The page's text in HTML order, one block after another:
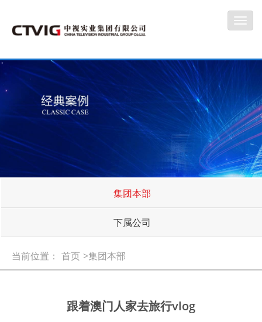
集团本部
下属公司
当前位置： 首页 >集团本部
跟着澳门人家去旅行vlog